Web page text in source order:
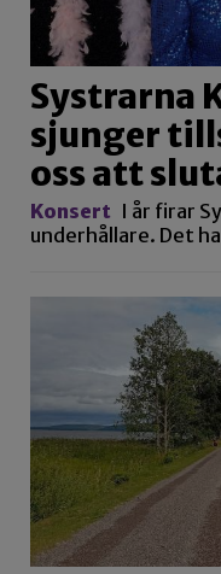
Systrarna
sjunger
oss att
Konsert I år firar
underhållare. Det